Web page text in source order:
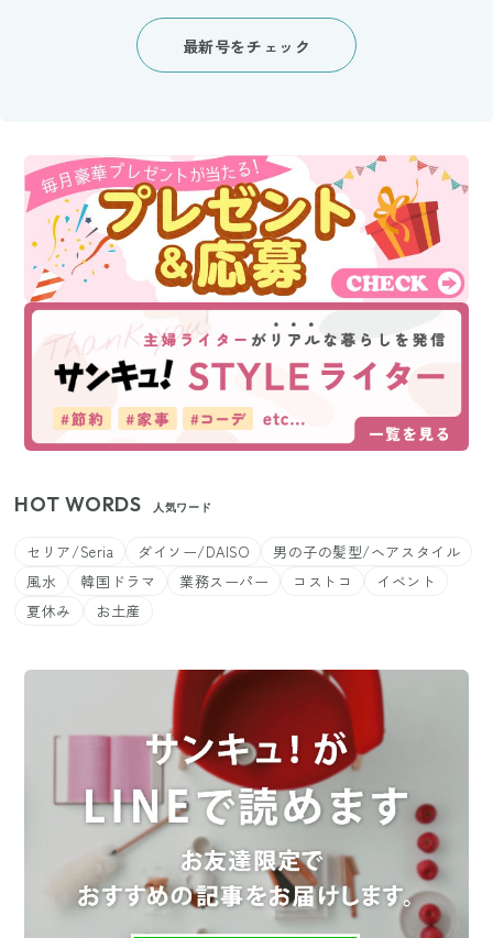
最新号をチェック
HOT WORDS 人気ワード
セリア/Seria ダイソー/DAISO
男の子の髪型/ヘアスタイル
風水
韓国ドラマ 業務スーパー コストコ
イベント
夏休み
お土産